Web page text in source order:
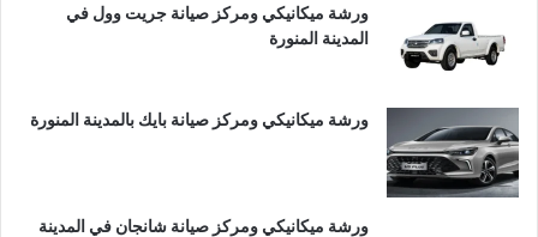
ورشة ميكانيكي ومركز صيانة جريت وول في
المدينة المنورة
ورشة ميكانيكي ومركز صيانة بايك بالمدينة المنورة
ورشة ميكانيكي ومركز صيانة شانجان في المدينة